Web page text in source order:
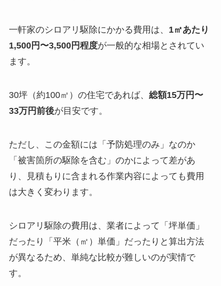
一軒家のシロアリ駆除にかかる費用は、 1㎡あたり
1,500円〜3,500円程度が一般的な相場とされてい
ます。
30坪（約100㎡）の住宅であれば、 総額15万円〜
33万円前後が目安です。
ただし、この金額には「予防処理のみ」なのか
「被害箇所の駆除を含む」のかによって差があ
り、見積もりに含まれる作業内容によっても費用
は大きく変わります。
シロアリ駆除の費用は、業者によって「坪単価」
だったり「平米（㎡）単価」だったりと算出方法
が異なるため、単純な比較が難しいのが実情で
す。